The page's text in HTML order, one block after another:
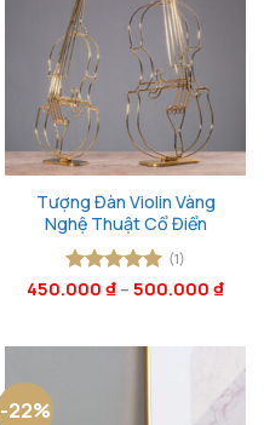
Tượng Đàn Violin Vàng
Nghệ Thuật Cổ Điển
Được xếp
(1)
450.000 ₫ – 500.000 ₫
-22%